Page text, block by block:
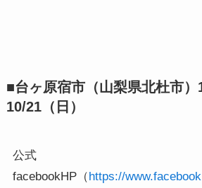
■台ヶ原宿市（山梨県北杜市）
10/21（日）
公式
facebookHP（https://